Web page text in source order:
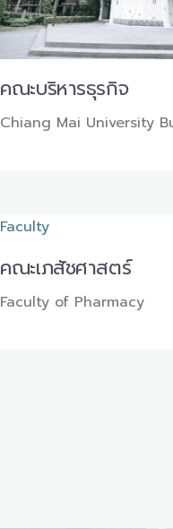
คณะบริหารธุรกิจ
Chiang Mai University
คณะเภสัชศาสตร์
Faculty of Pharmacy